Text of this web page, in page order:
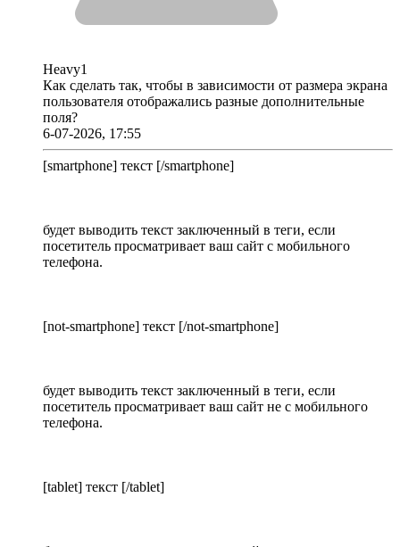
Heavy1
Как сделать так, чтобы в зависимости от размера экрана
пользователя отображались разные дополнительные
поля?
6-07-2026, 17:55
[smartphone] текст [/smartphone]
будет выводить текст заключенный в теги, если
посетитель просматривает ваш сайт с мобильного
телефона.
[not-smartphone] текст [/not-smartphone]
будет выводить текст заключенный в теги, если
посетитель просматривает ваш сайт не с мобильного
телефона.
[tablet] текст [/tablet]